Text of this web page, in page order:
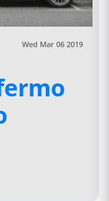
Wed Mar 06 2019